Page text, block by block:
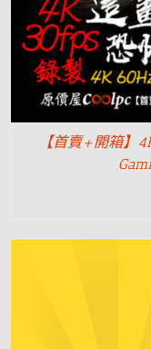
【首賣+開箱】